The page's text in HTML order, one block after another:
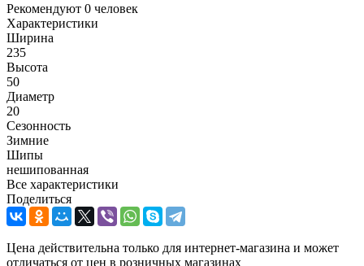
Рекомендуют 0 человек
Характеристики
Ширина
235
Высота
50
Диаметр
20
Сезонность
Зимние
Шипы
нешипованная
Все характеристики
Поделиться
Цена действительна только для интернет-магазина и может
отличаться от цен в розничных магазинах